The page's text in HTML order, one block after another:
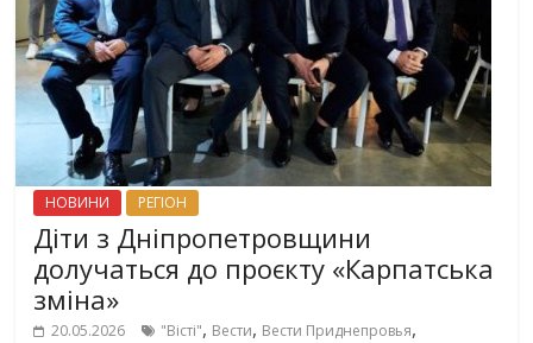
НОВИНИ РЕГІОН
Діти з Дніпропетровщини
долучаться до проєкту «Карпатська
зміна»
20.05.2026 "Вісті", Вести, Вести Приднепровья,